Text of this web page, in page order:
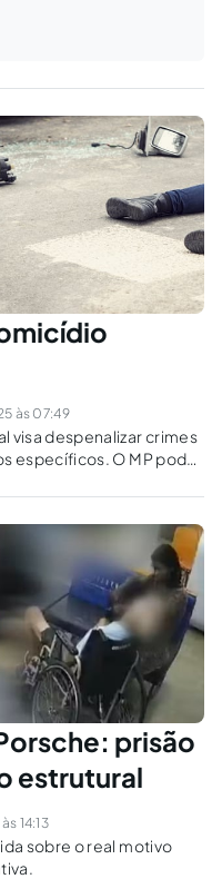
às 07:49
visa despenalizar crimes
específicos. O MP pode
prisão
estrutural
14:13
sobre o real motivo